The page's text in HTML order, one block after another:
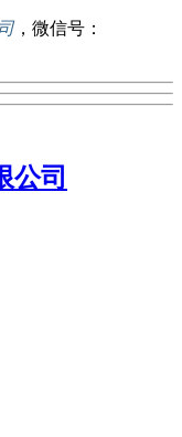
，微信号：
公司